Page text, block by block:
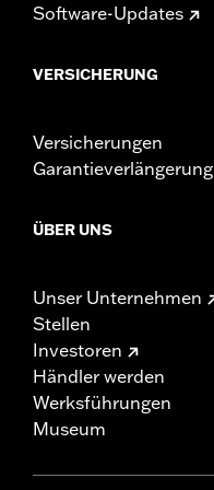
Software-Updates
VERSICHERUNG
Versicherungen
Garantieverlängerung
ÜBER UNS
Unser Unternehmen
Stellen
Investoren
Händler werden
Werksführungen
Museum